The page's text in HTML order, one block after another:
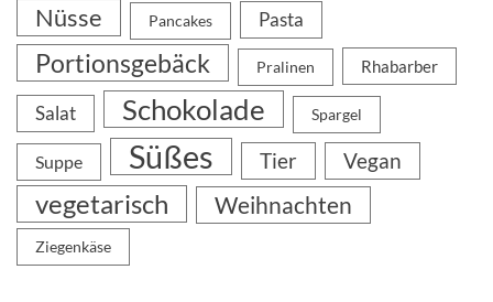
Nüsse Pancakes Pasta
Portionsgebäck Pralinen Rhabarber
Salat Schokolade Spargel
Suppe Süßes Tier Vegan
vegetarisch Weihnachten
Ziegenkäse